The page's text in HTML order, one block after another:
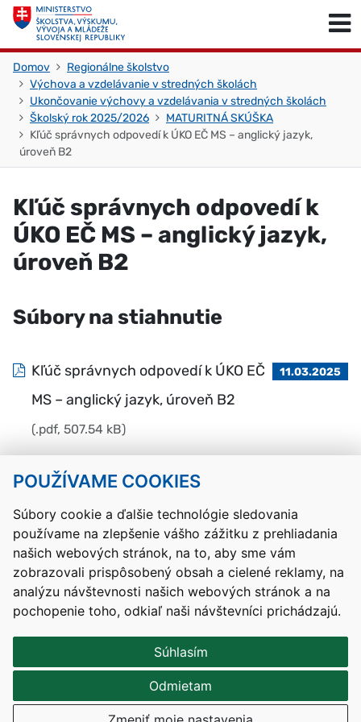
POUŽÍVAME COOKIES
Súbory cookie a ďalšie technológie sledovania
používame na zlepšenie vášho zážitku z prehliadania
našich webových stránok, na to, aby sme vám
zobrazovali prispôsobený obsah a cielené reklamy, na
analýzu návštevnosti našich webových stránok a na
pochopenie toho, odkiaľ naši návštevníci prichádzajú.
Súhlasím
Odmietam
Skočiť na obsah
Domov
Regionálne školstvo
Výchova a vzdelávanie v stredných školách
Ukončovanie výchovy a vzdelávania v stredných školách
Školský rok 2025/2026
MATURITNÁ SKÚŠKA
Kľúč správnych odpovedí k ÚKO EČ MS – anglický jazyk,
úroveň B2
Kľúč správnych odpovedí k
ÚKO EČ MS – anglický jazyk,
úroveň B2
Súbory na stiahnutie
Kľúč správnych odpovedí k ÚKO EČ
MS – anglický jazyk, úroveň B2
(.pdf, 507.54 kB)
11.03.2025
Skočiť na začiatok stránky
Kontakty Mapa stránky RSS
Vyhlásenie o prístupnosti
Nastavenia cookies
Prevádzkovateľom služby je Ministerstvo školstva, výskumu,
vývoja a mládeže Slovenskej republiky.